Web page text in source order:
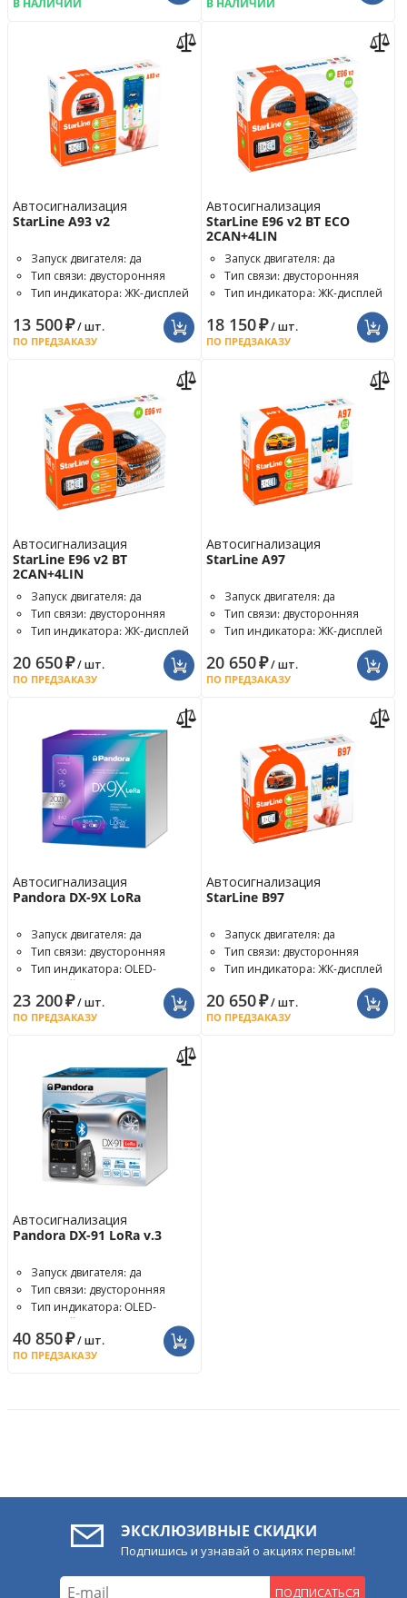
В НАЛИЧИИ
В НАЛИЧИИ
Автосигнализация
StarLine A93 v2
Запуск двигателя: да
Тип связи: двусторонняя
Тип индикатора: ЖК-дисплей
13 500₽/ шт.
ПО ПРЕДЗАКАЗУ
Автосигнализация
StarLine E96 v2 BT ECO
2CAN+4LIN
Запуск двигателя: да
Тип связи: двусторонняя
Тип индикатора: ЖК-дисплей
18 150₽/ шт.
ПО ПРЕДЗАКАЗУ
Автосигнализация
StarLine E96 v2 BT
2CAN+4LIN
Запуск двигателя: да
Тип связи: двусторонняя
Тип индикатора: ЖК-дисплей
20 650₽/ шт.
ПО ПРЕДЗАКАЗУ
Автосигнализация
StarLine A97
Запуск двигателя: да
Тип связи: двусторонняя
Тип индикатора: ЖК-дисплей
20 650₽/ шт.
ПО ПРЕДЗАКАЗУ
Автосигнализация
Pandora DX-9X LoRa
Запуск двигателя: да
Тип связи: двусторонняя
Тип индикатора: OLED-
дисплей
23 200₽/ шт.
ПО ПРЕДЗАКАЗУ
Автосигнализация
StarLine B97
Запуск двигателя: да
Тип связи: двусторонняя
Тип индикатора: ЖК-дисплей
20 650₽/ шт.
ПО ПРЕДЗАКАЗУ
Автосигнализация
Pandora DX-91 LoRa v.3
Запуск двигателя: да
Тип связи: двусторонняя
Тип индикатора: OLED-
дисплей
40 850₽/ шт.
ПО ПРЕДЗАКАЗУ
ЭКСКЛЮЗИВНЫЕ СКИДКИ
Подпишись и узнавай о акциях первым!
ПОДПИСАТЬСЯ